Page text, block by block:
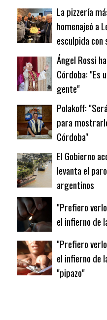
La pizzería
homenajeó a
esculpida
Ángel Rossi
Córdoba: "Es
gente"
Polakoff:
para
Córdoba"
El Gobierno
levanta el
argentinos
"Prefiero
el infierno de
"Prefiero
el infierno de
"pipazo"